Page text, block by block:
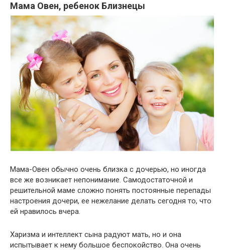
Мама Овен, ребенок Близнецы
Мама-Овен обычно очень близка с дочерью, но иногда
все же возникает непонимание. Самодостаточной и
решительной маме сложно понять постоянные перепады
настроения дочери, ее нежелание делать сегодня то, что
ей нравилось вчера.
Харизма и интеллект сына радуют мать, но и она
испытывает к нему большое беспокойство. Она очень